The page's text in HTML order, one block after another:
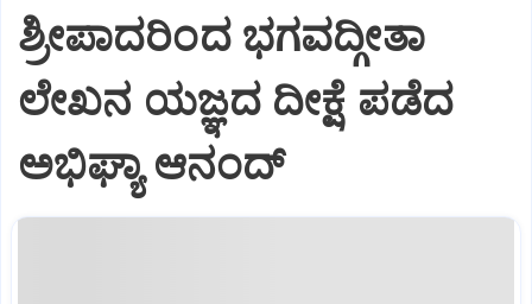
ಶ್ರೀಪಾದರಿಂದ ಭಗವದ್ಗೀತಾ
ಲೇಖನ ಯಜ್ಞದ ದೀಕ್ಷೆ ಪಡೆದ
ಅಭಿಘ್ಯಾ ಆನಂದ್